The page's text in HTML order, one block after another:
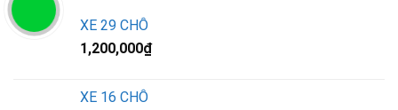
XE 29 CHỖ
1,200,000₫
XE 16 CHỖ